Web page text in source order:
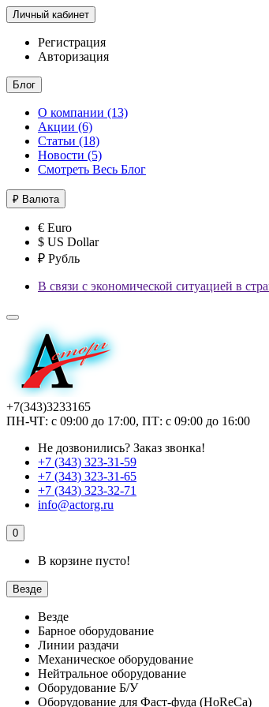
Личный кабинет
Регистрация
Авторизация
Блог
О компании (13)
Акции (6)
Статьи (18)
Новости (5)
Смотреть Весь Блог
₽ Валюта
€ Euro
$ US Dollar
₽ Рубль
В связи с экономической ситуацией в
+7(343)3233165
ПН-ЧТ: с 09:00 до 17:00, ПТ: с 09:00 до 16:00
Не дозвонились? Заказ звонка!
+7 (343) 323-31-59
+7 (343) 323-31-65
+7 (343) 323-32-71
info@actorg.ru
0
В корзине пусто!
Везде
Везде
Барное оборудование
Линии раздачи
Механическое оборудование
Нейтральное оборудование
Оборудование Б/У
Оборудование для Фаст-фуда (HoReCa)